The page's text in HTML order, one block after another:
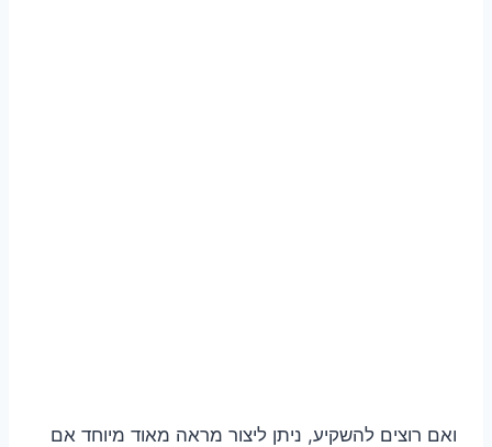
ואם רוצים להשקיע, ניתן ליצור מראה מאוד מיוחד אם